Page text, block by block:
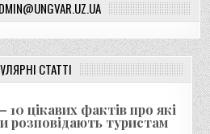
СТАТТІ
10 цікавих фактів про які
розповідають туристам